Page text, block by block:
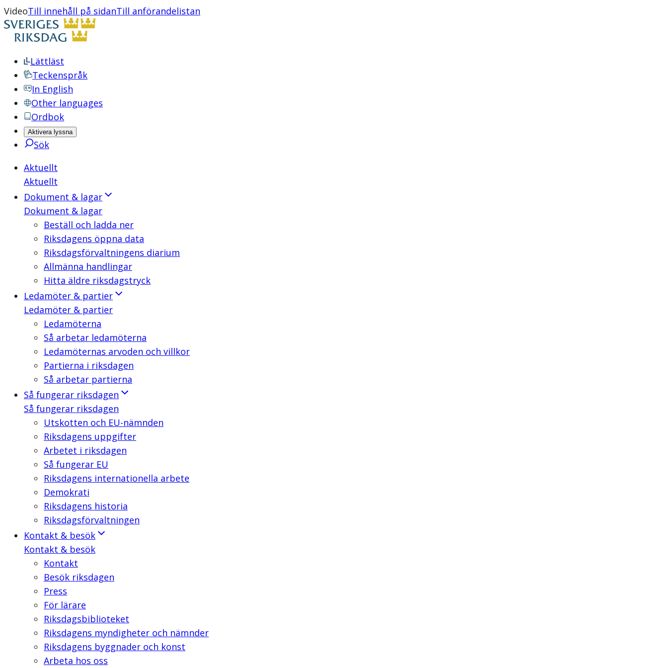
VideoTill innehåll på sidanTill anförandelistan
Lättläst
Teckenspråk
In English
Other languages
Ordbok
Aktivera lyssna
Sök
Aktuellt
Aktuellt
Dokument & lagar
Dokument & lagar
Beställ och ladda ner
Riksdagens öppna data
Riksdagsförvaltningens diarium
Allmänna handlingar
Hitta äldre riksdagstryck
Ledamöter & partier
Ledamöter & partier
Ledamöterna
Så arbetar ledamöterna
Ledamöternas arvoden och villkor
Partierna i riksdagen
Så arbetar partierna
Så fungerar riksdagen
Så fungerar riksdagen
Utskotten och EU-nämnden
Riksdagens uppgifter
Arbetet i riksdagen
Så fungerar EU
Riksdagens internationella arbete
Demokrati
Riksdagens historia
Riksdagsförvaltningen
Kontakt & besök
Kontakt & besök
Kontakt
Besök riksdagen
Press
För lärare
Riksdagsbiblioteket
Riksdagens myndigheter och nämnder
Riksdagens byggnader och konst
Arbeta hos oss